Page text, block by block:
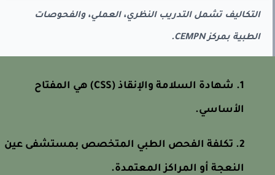
التكاليف تشمل التدريب النظري، العملي، والفحوصات
الطبية بمركز CEMPN.
شهادة السلامة والإنقاذ (CSS) هي المفتاح
الأساسي.
تكلفة الفحص الطبي المتخصص بمستشفى عين
النعجة أو المراكز المعتمدة.